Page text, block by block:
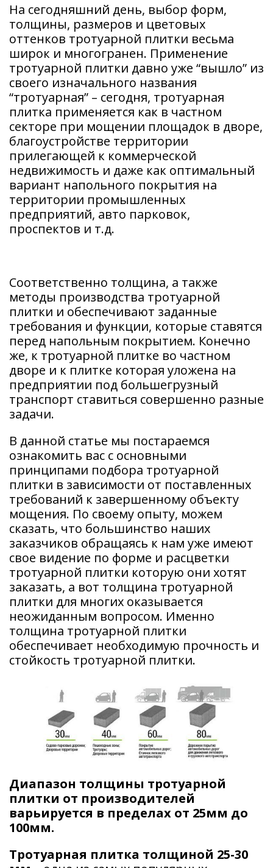
На сегодняшний день, выбор форм,
толщины, размеров и цветовых
оттенков тротуарной плитки весьма
широк и многогранен. Применение
тротуарной плитки давно уже “вышло” из
своего изначального названия
“тротуарная” – сегодня, тротуарная
плитка применяется как в частном
секторе при мощении площадок в дворе,
благоустройстве территории
прилегающей к коммерческой
недвижимость и даже как оптимальный
вариант напольного покрытия на
территории промышленных
предприятий, авто парковок,
проспектов и т.д.
Соответственно толщина, а также
методы производства тротуарной
плитки и обеспечивают заданные
требования и функции, которые ставятся
перед напольным покрытием. Конечно
же, к тротуарной плитке во частном
дворе и к плитке которая уложена на
предприятии под большегрузный
транспорт ставиться совершенно разные
задачи.
В данной статье мы постараемся
ознакомить вас с основными
принципами подбора тротуарной
плитки в зависимости от поставленных
требований к завершенному объекту
мощения. По своему опыту, можем
сказать, что большинство наших
заказчиков обращаясь к нам уже имеют
свое видение по форме и расцветки
тротуарной плитки которую они хотят
заказать, а вот толщина тротуарной
плитки для многих оказывается
неожиданным вопросом. Именно
толщина тротуарной плитки
обеспечивает необходимую прочность и
стойкость тротуарной плитки.
Диапазон толщины тротуарной
плитки от производителей
варьируется в пределах от 25мм до
100мм.
Тротуарная плитка толщиной 25-30